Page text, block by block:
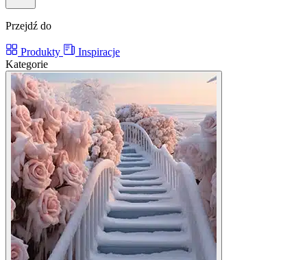
Przejdź do
Produkty
Inspiracje
Kategorie